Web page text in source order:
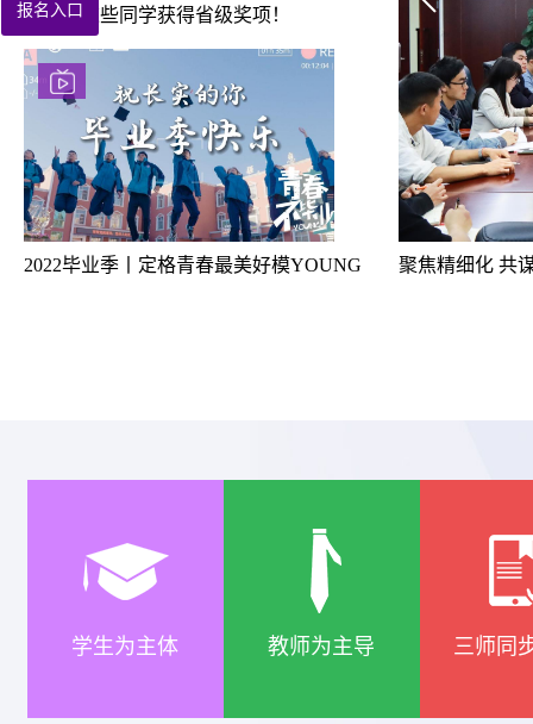
喜报！这些同学获得省级奖项！
2022毕业季丨定格青春最美好模YOUNG
学生为主体 教师为主导 三师同
报名入口